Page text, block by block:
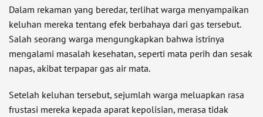
Dalam rekaman yang beredar, terlihat warga menyampaikan
keluhan mereka tentang efek berbahaya dari gas tersebut.
Salah seorang warga mengungkapkan bahwa istrinya
mengalami masalah kesehatan, seperti mata perih dan sesak
napas, akibat terpapar gas air mata.
Setelah keluhan tersebut, sejumlah warga meluapkan rasa
frustasi mereka kepada aparat kepolisian, merasa tidak